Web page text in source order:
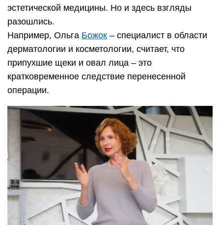
эстетической медицины. Но и здесь взгляды
разошлись.
Например, Ольга Божок – специалист в области
дерматологии и косметологии, считает, что
припухшие щеки и овал лица – это
кратковременное следствие перенесенной
операции.